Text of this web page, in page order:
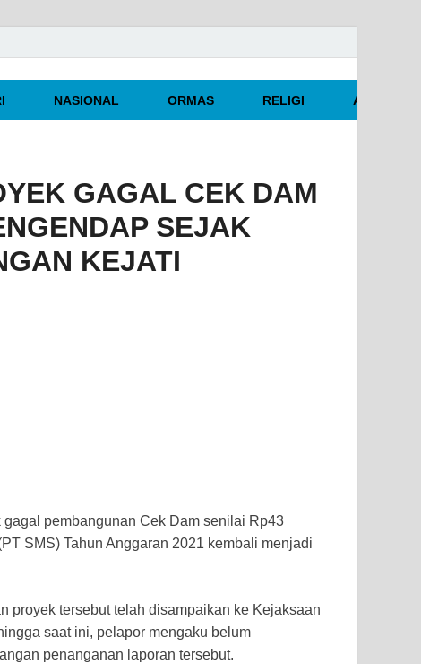
NASIONAL ORMAS RELIGI ARTIKEL
GAGAL CEK DAM
SEJAK
KEJATI
pembangunan Cek Dam senilai Rp43
SMS) Tahun Anggaran 2021 kembali menjadi
proyek tersebut telah disampaikan ke Kejaksaan
saat ini, pelapor mengaku belum
penanganan laporan tersebut.